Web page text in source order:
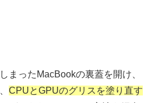
まったMacBookの裏蓋を開け、
CPUとGPUのグリスを塗り直す